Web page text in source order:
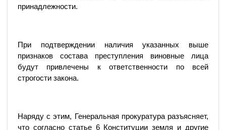
принадлежности.
При подтверждении наличия указанных выше
признаков состава преступления виновные лица
будут привлечены к ответственности по всей
строгости закона.
Наряду с этим, Генеральная прокуратура разъясняет,
что согласно статье 6 Конституции земля и другие